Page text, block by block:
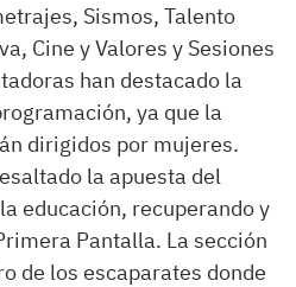
Sismos, Talento
Cine y Valores y Sesiones
han destacado la
ya que la
dirigidos por mujeres.
la apuesta del
educación, recuperando y
Pantalla. La sección
de los escaparates donde